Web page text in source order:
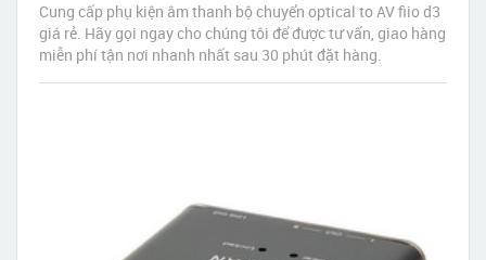
Cung cấp phụ kiện âm thanh bộ chuyển optical to AV fiio d3
giá rẻ. Hãy gọi ngay cho chúng tôi để được tư vấn, giao hàng
miễn phí tận nơi nhanh nhất sau 30 phút đặt hàng.